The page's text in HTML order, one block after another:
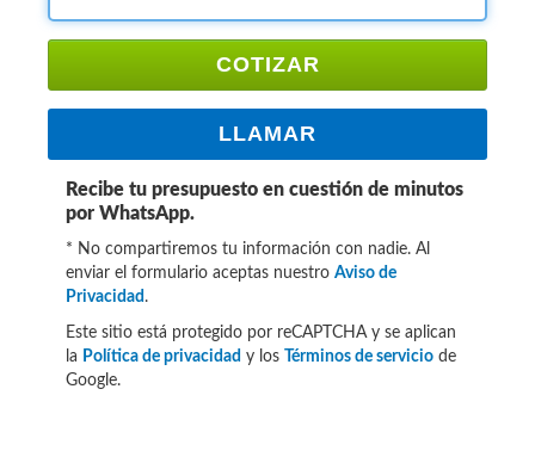
COTIZAR
LLAMAR
Recibe tu presupuesto en cuestión de minutos
por WhatsApp.
* No compartiremos tu información con nadie. Al
enviar el formulario aceptas nuestro Aviso de
Privacidad .
Este sitio está protegido por reCAPTCHA y se aplican
la Política de privacidad y los Términos de servicio de
Google.